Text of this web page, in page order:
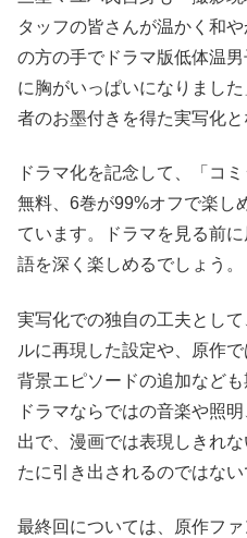
タッフの皆さんが温かく和
の方の手でドラマ版低体温
に胸がいっぱいになりまし
者のお墨付きを得た実写化と
ドラマ化を記念して、「コ
無料、6巻が99%オフで楽し
ています。ドラマを見る前
語を深く楽しめるでしょう。
実写化での独自の工夫とし
ルに再現した設定や、原作
背景エピソードの追加など
ドラマならではの音楽や照
出で、漫画では表現しきれ
たに引き出されるのではない
最終回については、原作フ